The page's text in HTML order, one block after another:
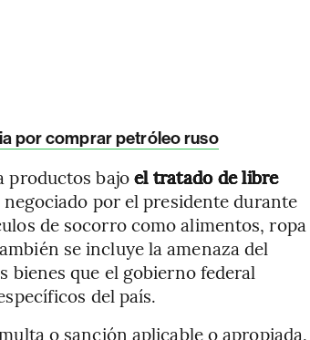
por comprar petróleo ruso
productos bajoel tratado de libre
negociado por el presidente durante
de socorro como alimentos, ropa
se incluye la amenaza del
bienes que el gobierno federal
del país.
o sanción aplicable o apropiada,